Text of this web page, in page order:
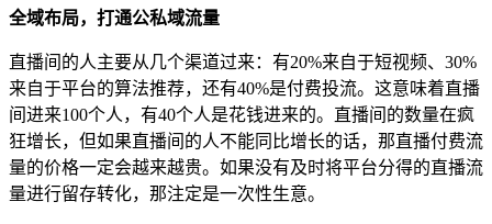
全域布局，打通公私域流量
直播间的人主要从几个渠道过来：有20%来自于短视频、30%
来自于平台的算法推荐，还有40%是付费投流。这意味着直播
间进来100个人，有40个人是花钱进来的。直播间的数量在疯
狂增长，但如果直播间的人不能同比增长的话，那直播付费流
量的价格一定会越来越贵。如果没有及时将平台分得的直播流
量进行留存转化，那注定是一次性生意。